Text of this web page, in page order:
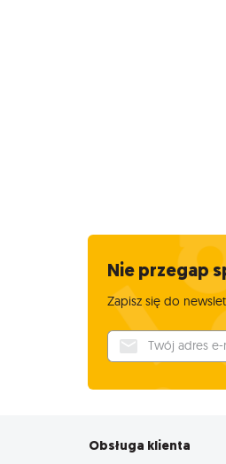
Nie przegap
Zapisz się do
Twój adres e-mail
Obsługa klienta